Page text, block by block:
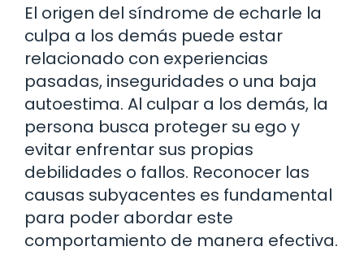
El origen del síndrome de echarle la
culpa a los demás puede estar
relacionado con experiencias
pasadas, inseguridades o una baja
autoestima. Al culpar a los demás, la
persona busca proteger su ego y
evitar enfrentar sus propias
debilidades o fallos. Reconocer las
causas subyacentes es fundamental
para poder abordar este
comportamiento de manera efectiva.